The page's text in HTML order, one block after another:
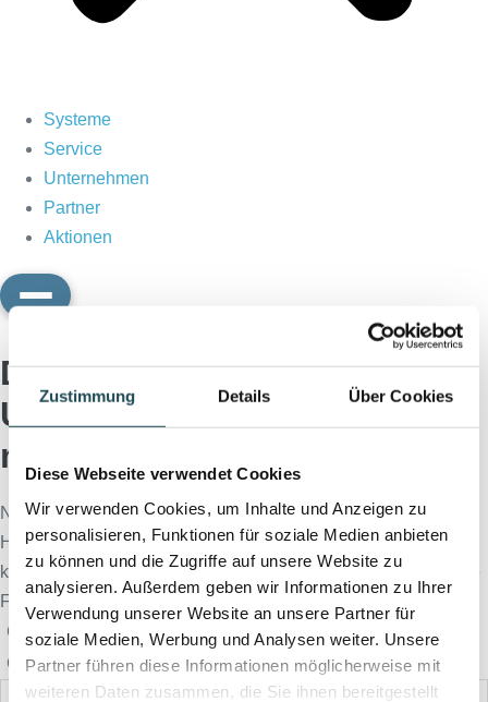
Zustimmung Details Über Cookies
Diese Webseite verwendet Cookies
Wir verwenden Cookies, um Inhalte und Anzeigen zu
personalisieren, Funktionen für soziale Medien anbieten
zu können und die Zugriffe auf unsere Website zu
analysieren. Außerdem geben wir Informationen zu Ihrer
Verwendung unserer Website an unsere Partner für
soziale Medien, Werbung und Analysen weiter. Unsere
Partner führen diese Informationen möglicherweise mit
weiteren Daten zusammen, die Sie ihnen bereitgestellt
Systeme
Service
Unternehmen
Partner
Aktionen
Diagnostische
Ultraschallsysteme für alle
medizinischen Fachbereiche
Neue und ISO 0751-geprüfte Gebrauchtsysteme führender
Hersteller mit Gewährleistung und KV-Zulassung. Von
kompakten mobilen Geräten bis zu High-EndSystemen für alle
Fachbereiche.
GE Healthcare
Mindray
Siemens
Gynäkologie/Urologie
Kardiologie/Innere Orthopädie